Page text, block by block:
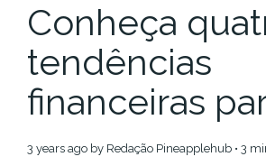
Conheça
tendências
financeiras
3 years ago by Redação Pineapplehub • 3